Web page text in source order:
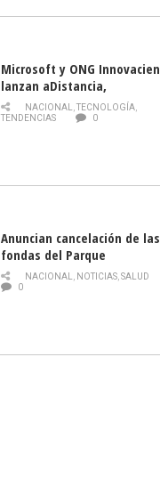
Microsoft y ONG Innovacien
lanzan aDistancia,
plataforma con cursos
gratuitos online sobre
NACIONAL,TECNOLOGÍA,
TENDENCIAS
0
Anuncian cancelación de las
fondas del Parque
O’Higgins debido al
coronavirus
NACIONAL, NOTICIAS,SALUD
0